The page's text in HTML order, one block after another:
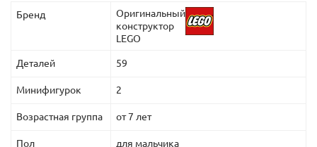
Бренд
Оригинальный
конструктор
LEGO
Деталей 59
Минифигурок 2
Возрастная группа от 7 лет
Пол для мальчика